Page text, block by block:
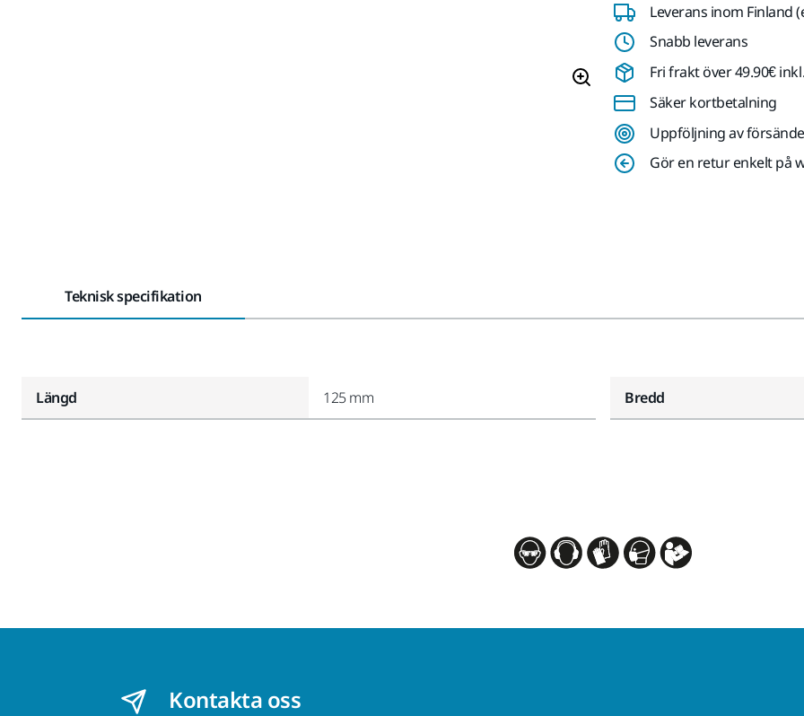
Leverans inom Finland
Snabb leverans
Fri frakt över 49.90€
Säker kortbetalning
Uppföljning av
Gör en retur enkelt på
Teknisk specifikation
Längd 125 mm Bredd
Kontakta oss